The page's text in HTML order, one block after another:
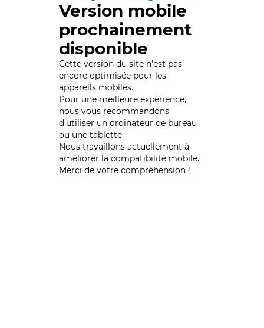
Version mobile
prochainement
disponible
Cette version du site n’est pas
encore optimisée pour les
appareils mobiles.
Pour une meilleure expérience,
nous vous recommandons
d'utiliser un ordinateur de bureau
ou une tablette.
Nous travaillons actuellement à
améliorer la compatibilité mobile.
Merci de votre compréhension !